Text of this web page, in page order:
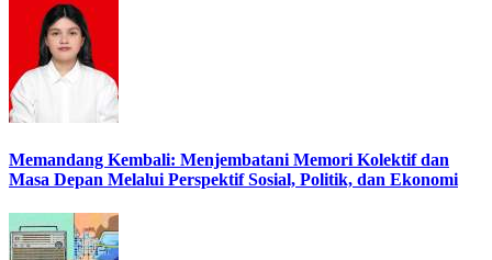
Memandang Kembali: Menjembatani Memori Kolektif dan
Masa Depan Melalui Perspektif Sosial, Politik, dan Ekonomi